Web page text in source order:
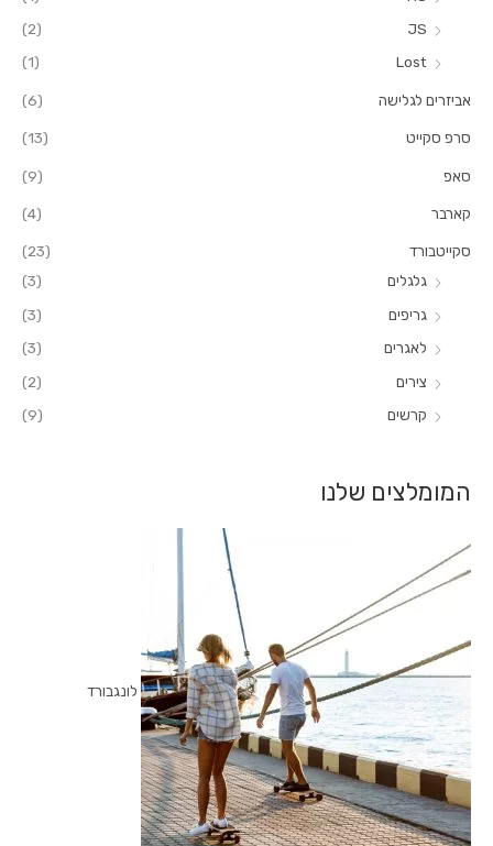
JS
(2)
Lost
(1)
אביזרים לגלישה (6)
סרפ סקייט (13)
סאפ (9)
קארבר (4)
סקייטבורד
(23)
גלגלים
(3)
גריפים
(3)
לאגרים
(3)
צירים
(2)
קרשים
(9)
המומלצים שלנו
לונגבורד